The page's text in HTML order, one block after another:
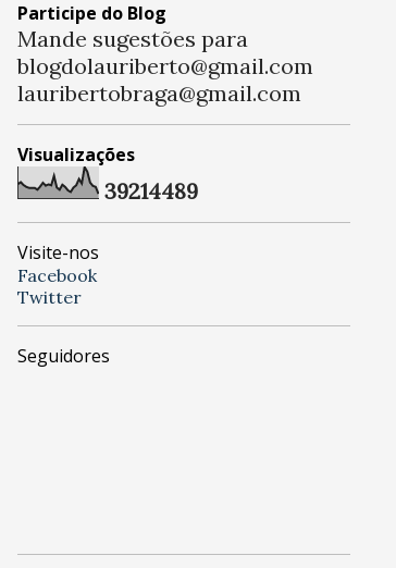
Participe do Blog
Mande sugestões para
blogdolauriberto@gmail.com
lauribertobraga@gmail.com
Visualizações
39214489
Visite-nos
Facebook
Twitter
Seguidores